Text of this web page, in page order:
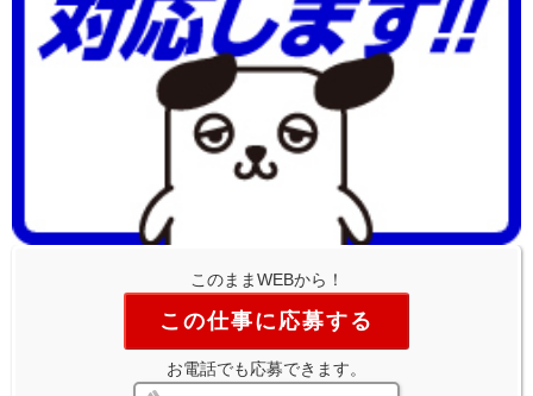
このままWEBから！
この仕事に応募する
お電話でも応募できます。